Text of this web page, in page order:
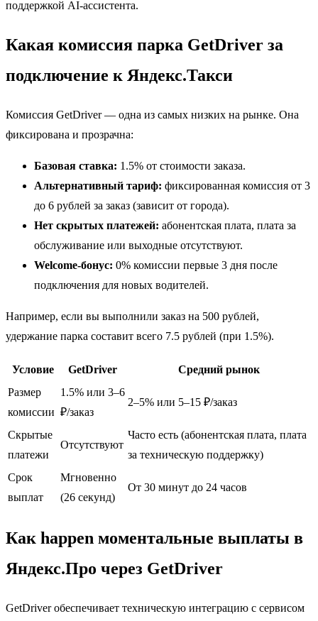
поддержкой AI-ассистента.
Какая комиссия парка GetDriver за
подключение к Яндекс.Такси
Комиссия GetDriver — одна из самых низких на рынке. Она
фиксирована и прозрачна:
Базовая ставка: 1.5% от стоимости заказа.
Альтернативный тариф: фиксированная комиссия от 3
до 6 рублей за заказ (зависит от города).
Нет скрытых платежей: абонентская плата, плата за
обслуживание или выходные отсутствуют.
Welcome-бонус: 0% комиссии первые 3 дня после
подключения для новых водителей.
Например, если вы выполнили заказ на 500 рублей,
удержание парка составит всего 7.5 рублей (при 1.5%).
Условие GetDriver
Средний рынок
Размер
комиссии
1.5% или 3–6
₽/заказ
2–5% или 5–15 ₽/заказ
Скрытые
платежи
Отсутствуют
Часто есть (абонентская плата, плата
за техническую поддержку)
Срок
выплат
Мгновенно
(26 секунд)
От 30 минут до 24 часов
Как happen моментальные выплаты в
Яндекс.Про через GetDriver
GetDriver обеспечивает техническую интеграцию с сервисом